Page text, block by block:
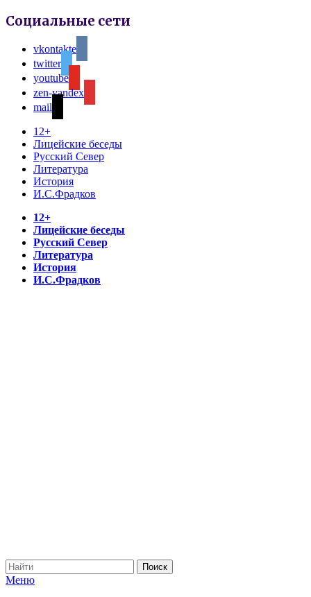
Социальные сети
vkontakte
twitter
youtube
zen-yandex
mail
12+
Лицейские беседы
Русский Север
Литература
История
И.С.Фрадков
12+
Лицейские беседы
Русский Север
Литература
История
И.С.Фрадков
Меню